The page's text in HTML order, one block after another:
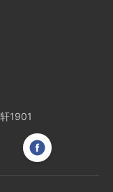
1901